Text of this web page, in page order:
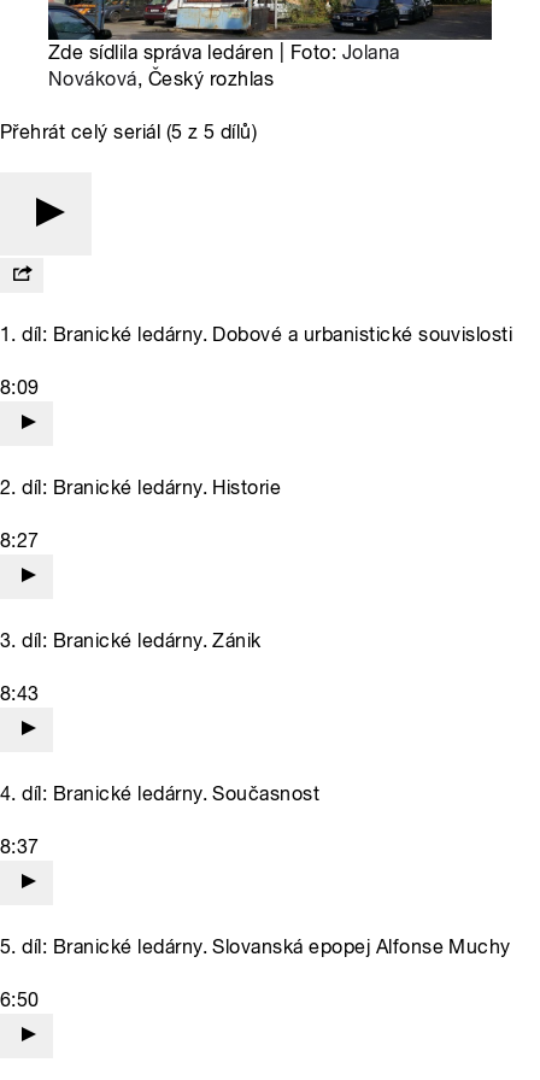
Zde sídlila správa ledáren | Foto: Jolana
Nováková, Český rozhlas
Přehrát celý seriál (5 z 5 dílů)
1. díl: Branické ledárny. Dobové a urbanistické souvislosti
8:09
2. díl: Branické ledárny. Historie
8:27
3. díl: Branické ledárny. Zánik
8:43
4. díl: Branické ledárny. Současnost
8:37
5. díl: Branické ledárny. Slovanská epopej Alfonse Muchy
6:50